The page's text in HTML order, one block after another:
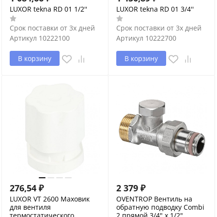
LUXOR tekna RD 01 1/2''
Срок поставки от 3х дней
Артикул 10222100
В корзину
LUXOR tekna RD 01 3/4''
Срок поставки от 3х дней
Артикул 10222700
В корзину
276,54 ₽
LUXOR VT 2600 Маховик
для вентиля
2 379 ₽
OVENTROP Вентиль на
обратную подводку Combi